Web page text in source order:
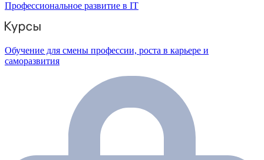
Профессиональное развитие в IT
Обучение для смены профессии, роста в карьере и
саморазвития